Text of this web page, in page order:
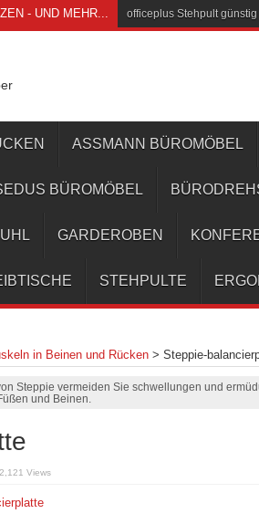
- UND MEHR... officeplus Stehpult günstig
ASSMANN BÜROMÖBEL
BÜROMÖBEL
GARDEROBEN
STEHPULTE
in Beinen und Rücken> Steppie-
Steppie vermeiden Sie schwellungen und
und Beinen.
2,121 Views